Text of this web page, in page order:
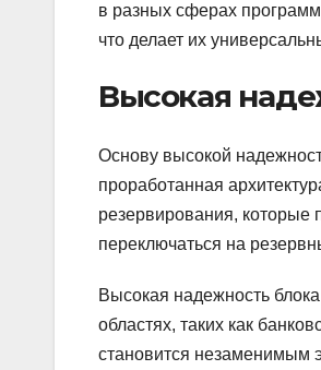
в разных сферах
что делает их
Высокая
Основу высокой
проработанная
резервирования, которые
переключаться на
Высокая надежность
областях, таких как
становится незаменимым